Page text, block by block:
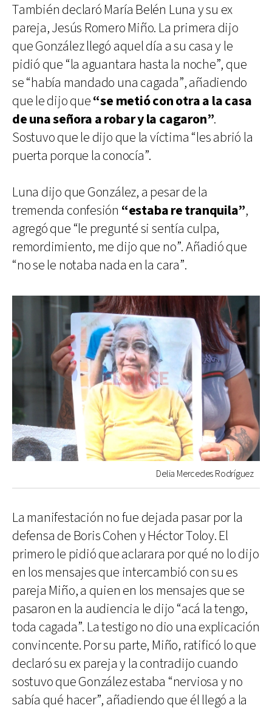
También declaró María Belén Luna y su ex
pareja, Jesús Romero Miño. La primera dijo
que González llegó aquel día a su casa y le
pidió que “la aguantara hasta la noche”, que
se “había mandado una cagada”, añadiendo
que le dijo que“se metió con otra a la casa
de una señora a robar y la cagaron”.
Sostuvo que le dijo que la víctima “les abrió la
puerta porque la conocía”.
Luna dijo que González, a pesar de la
tremenda confesión “estaba re tranquila”,
agregó que “le pregunté si sentía culpa,
remordimiento, me dijo que no”. Añadió que
“no se le notaba nada en la cara”.
Delia Mercedes Rodríguez
La manifestación no fue dejada pasar por la
defensa de Boris Cohen y Héctor Toloy. El
primero le pidió que aclarara por qué no lo dijo
en los mensajes que intercambió con su es
pareja Miño, a quien en los mensajes que se
pasaron en la audiencia le dijo “acá la tengo,
toda cagada”. La testigo no dio una explicación
convincente. Por su parte, Miño, ratificó lo que
declaró su ex pareja y la contradijo cuando
sostuvo que González estaba “nerviosa y no
sabía qué hacer”, añadiendo que él llegó a la